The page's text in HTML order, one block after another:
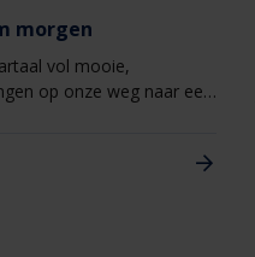
morgen
vol mooie,
op onze weg naar een